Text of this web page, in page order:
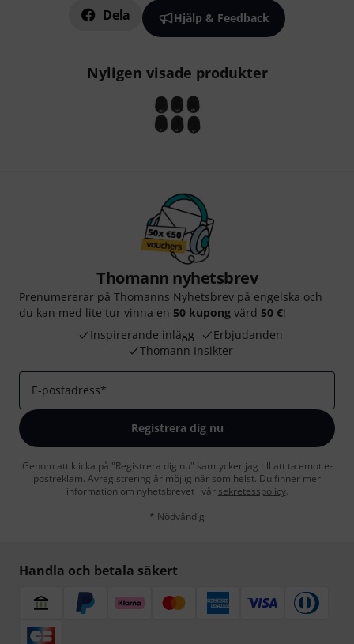
Dela Hjälp & Feedback
Nyligen visade produkter
Thomann nyhetsbrev
Prenumererar på Thomanns Nyhetsbrev på engelska och
du kan med lite tur vinna en 50 kupong värd 50 €!
Inspirerande inlägg
Erbjudanden
Thomann Insikter
E-postadress*
Registrera dig nu
Genom att klicka på "Registrera dig nu" samtycker jag till att ta emot e-
postreklam. Avregistrering är möjlig när som helst. Du finner mer
information om nyhetsbrevet i vår sekretesspolicy.
* Nödvändig
Handla och betala säkert